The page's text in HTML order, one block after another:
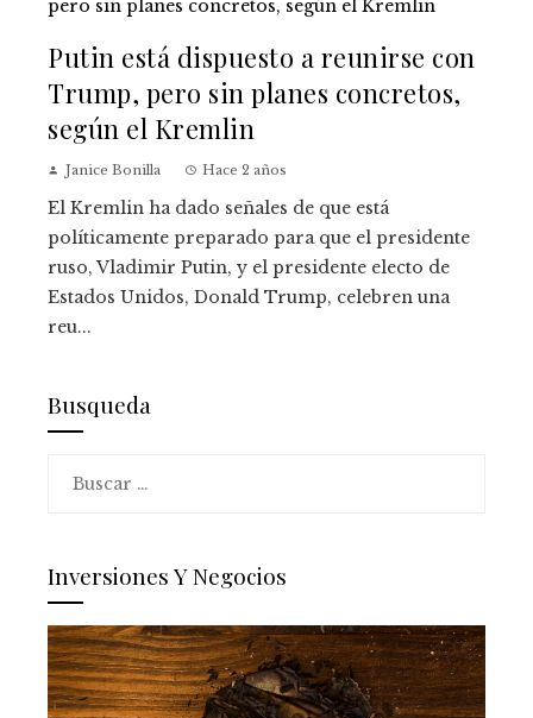
Putin está dispuesto a reunirse con
Trump, pero sin planes concretos,
según el Kremlin
Janice Bonilla Hace 2 años
El Kremlin ha dado señales de que está
políticamente preparado para que el presidente
ruso, Vladimir Putin, y el presidente electo de
Estados Unidos, Donald Trump, celebren una
reu...
Busqueda
Inversiones Y Negocios